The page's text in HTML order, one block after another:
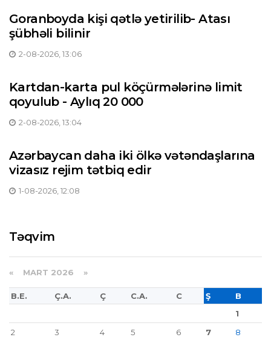
Goranboyda kişi qətlə yetirilib- Atası
şübhəli bilinir
2-08-2026, 13:06
Kartdan-karta pul köçürmələrinə limit
qoyulub - Aylıq 20 000
2-08-2026, 13:04
Azərbaycan daha iki ölkə vətəndaşlarına
vizasız rejim tətbiq edir
1-08-2026, 12:08
Təqvim
« MART 2026 »
B.E. Ç.A. Ç C.A. C Ş
B
1
2
3 4 5 6 7
8